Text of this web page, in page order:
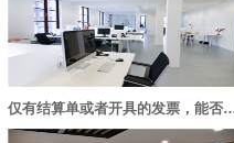
仅有结算单或者开具的发票，能否认